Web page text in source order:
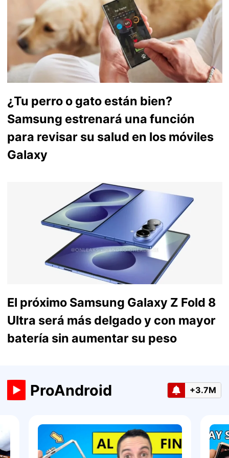
¿Tu perro o gato están bien?
Samsung estrenará una función
para revisar su salud en los móviles
Galaxy
El próximo Samsung Galaxy Z Fold 8
Ultra será más delgado y con mayor
batería sin aumentar su peso
ProAndroid +3.7M